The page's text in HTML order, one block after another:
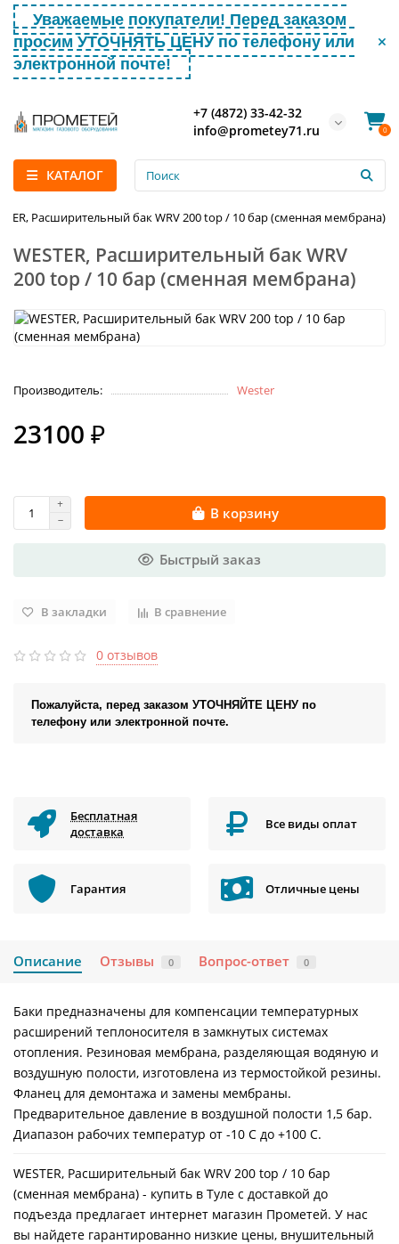
Уважаемые покупатели! Перед заказом
просим УТОЧНЯТЬ ЦЕНУ по телефону или
электронной почте!
+7 (4872) 33-42-32
info@prometey71.ru
0
КАТАЛОГ
Расширительный бак WRV 200 top / 10 бар (сменная мембрана)
WESTER, Расширительный бак WRV
200 top / 10 бар (сменная мембрана)
Производитель: Wester
23100 ₽
В корзину
Быстрый заказ
В закладки В сравнение
0 отзывов
Пожалуйста, перед заказом УТОЧНЯЙТЕ ЦЕНУ по
телефону или электронной почте.
Бесплатная
доставка
Все виды оплат
Гарантия Отличные цены
Описание Отзывы 0 Вопрос-ответ 0
Баки предназначены для компенсации температурных
расширений теплоносителя в замкнутых системах
отопления. Резиновая мембрана, разделяющая водяную и
воздушную полости, изготовлена из термостойкой резины.
Фланец для демонтажа и замены мембраны.
Предварительное давление в воздушной полости 1,5 бар.
Диапазон рабочих температур от -10 С до +100 С.
WESTER, Расширительный бак WRV 200 top / 10 бар
(сменная мембрана) - купить в Туле с доставкой до
подъезда предлагает интернет магазин Прометей. У нас
вы найдете гарантированно низкие цены, внушительный